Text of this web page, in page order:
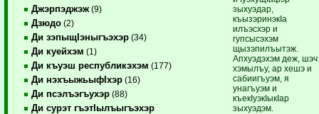
Джэрпэджэж (9)
Дзюдо (2)
Ди зэпыщIэныгъэхэр (34)
Ди куейхэм (1)
Ди къуэш республикэхэм (177)
Ди нэхъыжьыфIхэр (16)
Ди псэлъэгъухэр (88)
Ди сурэт гъэтIылъыгъэхэр
зыхуэдар,
къызэринэкIа
илъэсхэр и
гупсысэхэм
щызэпилъытэж.
Апхуэдэхэм деж, шэч
хэмылъу, ар хешэ и
сабиигъуэм, я
унагъуэм и
къекIуэкIыкIар
зыхуэдэм.